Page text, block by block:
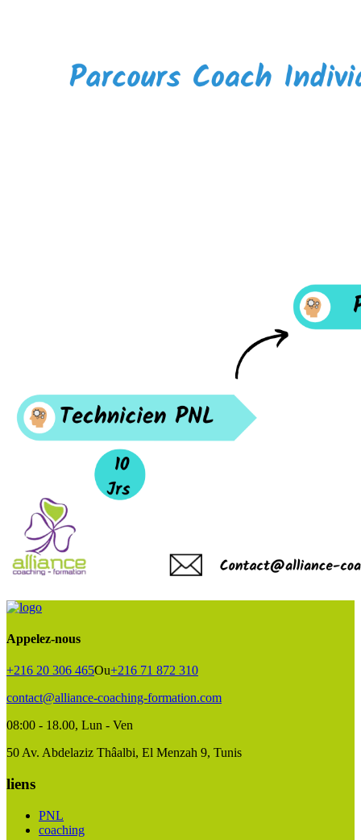
Appelez-nous
+216 20 306 465Ou+216 71 872 310
contact@alliance-coaching-formation.com
08:00 - 18.00, Lun - Ven
50 Av. Abdelaziz Thâalbi, El Menzah 9, Tunis
liens
PNL
coaching